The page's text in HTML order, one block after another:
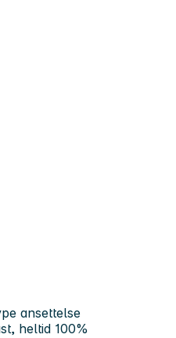
ansettelse
heltid 100%